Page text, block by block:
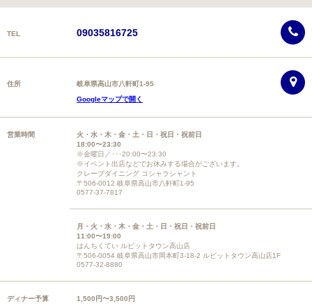
TEL 09035816725
住所
岐阜県高山市八軒町1-95
Googleマップで開く
営業時間
火・水・木・金・土・日・祝日・祝前日
18:00〜23:30
※金曜日／･･･20:00〜23:30
※イベント出店などでお休みする場合がございます。
クレープダイニング コシャラシャント
〒506-0012 岐阜県高山市八軒町1-95
0577-37-7817
月・火・水・木・金・土・日・祝日・祝前日
11:00〜19:00
はんちくてい ルビットタウン高山店
〒506-0054 岐阜県高山市岡本町3-18-2 ルビットタウン高山店1F
0577-32-8880
ディナー予算 1,500円〜3,500円